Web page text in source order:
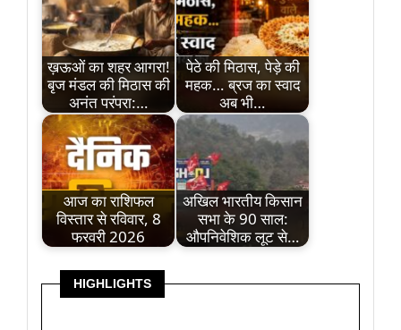
ख़ऊओं का शहर आगरा!
बृज मंडल की मिठास की
अनंत परंपरा:…
पेठे की मिठास, पेड़े की
महक… ब्रज का स्वाद
अब भी…
आज का राशिफल
विस्तार से रविवार, 8
फरवरी 2026
अखिल भारतीय किसान
सभा के 90 साल:
औपनिवेशिक लूट से…
HIGHLIGHTS